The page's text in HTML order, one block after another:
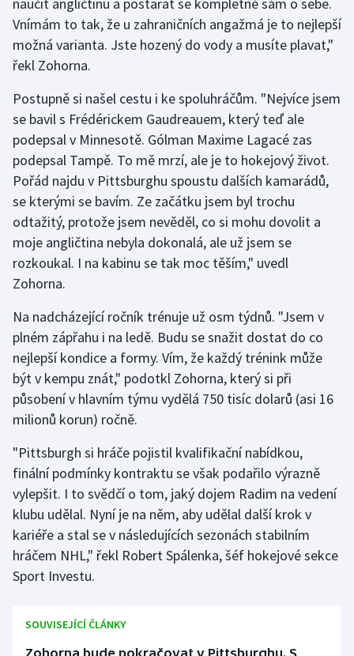
naučit angličtinu a postarat se kompletně sám o sebe.
Vnímám to tak, že u zahraničních angažmá je to nejlepší
možná varianta. Jste hozený do vody a musíte plavat,"
řekl Zohorna.
Postupně si našel cestu i ke spoluhráčům. "Nejvíce jsem
se bavil s Frédérickem Gaudreauem, který teď ale
podepsal v Minnesotě. Gólman Maxime Lagacé zas
podepsal Tampě. To mě mrzí, ale je to hokejový život.
Pořád najdu v Pittsburghu spoustu dalších kamarádů,
se kterými se bavím. Ze začátku jsem byl trochu
odtažitý, protože jsem nevěděl, co si mohu dovolit a
moje angličtina nebyla dokonalá, ale už jsem se
rozkoukal. I na kabinu se tak moc těším," uvedl
Zohorna.
Na nadcházející ročník trénuje už osm týdnů. "Jsem v
plném zápřahu i na ledě. Budu se snažit dostat do co
nejlepší kondice a formy. Vím, že každý trénink může
být v kempu znát," podotkl Zohorna, který si při
působení v hlavním týmu vydělá 750 tisíc dolarů (asi 16
milionů korun) ročně.
"Pittsburgh si hráče pojistil kvalifikační nabídkou,
finální podmínky kontraktu se však podařilo výrazně
vylepšit. I to svědčí o tom, jaký dojem Radim na vedení
klubu udělal. Nyní je na něm, aby udělal další krok v
kariéře a stal se v následujících sezonách stabilním
hráčem NHL," řekl Robert Spálenka, šéf hokejové sekce
Sport Investu.
SOUVISEJÍCÍ ČLÁNKY
Zohorna bude pokračovat v Pittsburghu. S